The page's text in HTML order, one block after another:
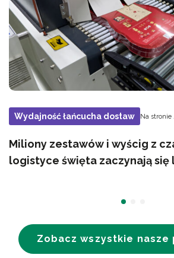
Wydajność łańcucha dostaw Na stronie
Miliony zestawów i wyścig z
logistyce święta zaczynają się
Zobacz wszystkie nasze